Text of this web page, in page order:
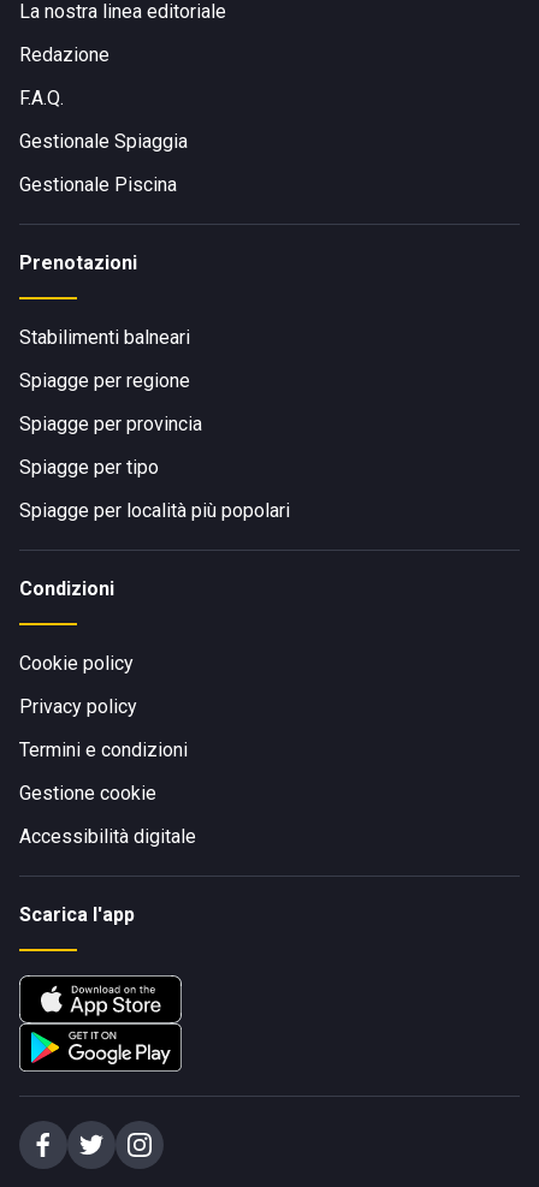
La nostra linea editoriale
Redazione
F.A.Q.
Gestionale Spiaggia
Gestionale Piscina
Prenotazioni
Stabilimenti balneari
Spiagge per regione
Spiagge per provincia
Spiagge per tipo
Spiagge per località più popolari
Condizioni
Cookie policy
Privacy policy
Termini e condizioni
Gestione cookie
Accessibilità digitale
Scarica l'app